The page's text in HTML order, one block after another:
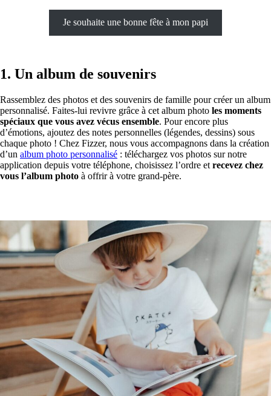
Je souhaite une bonne fête à mon papi
1. Un album de souvenirs
Rassemblez des photos et des souvenirs de famille pour créer un album
personnalisé. Faites-lui revivre grâce à cet album photo les moments
spéciaux que vous avez vécus ensemble. Pour encore plus
d’émotions, ajoutez des notes personnelles (légendes, dessins) sous
chaque photo ! Chez Fizzer, nous vous accompagnons dans la création
d’un album photo personnalisé : téléchargez vos photos sur notre
application depuis votre téléphone, choisissez l’ordre et recevez chez
vous l’album photo à offrir à votre grand-père.